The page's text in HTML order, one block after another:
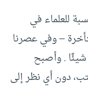
للعلماء في
– وفي عصرنا
. وأصبح
دون أي نظر إلى